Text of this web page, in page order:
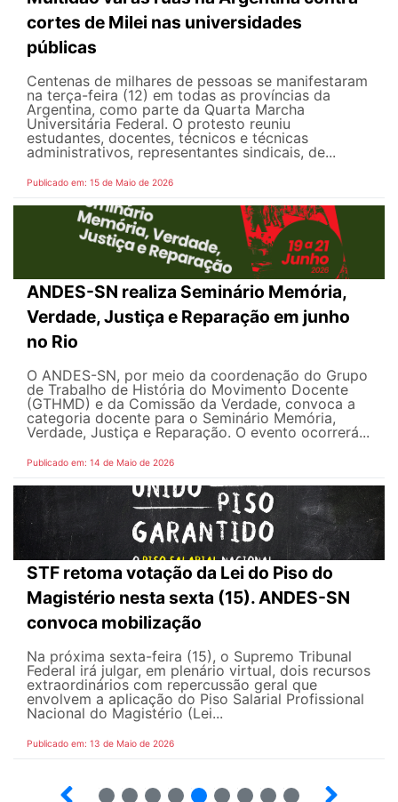
cortes de Milei nas universidades
públicas
Centenas de milhares de pessoas se manifestaram
na terça-feira (12) em todas as províncias da
Argentina, como parte da Quarta Marcha
Universitária Federal. O protesto reuniu
estudantes, docentes, técnicos e técnicas
administrativos, representantes sindicais, de...
Publicado em: 15 de Maio de 2026
ANDES-SN realiza Seminário Memória,
Verdade, Justiça e Reparação em junho
no Rio
O ANDES-SN, por meio da coordenação do Grupo
de Trabalho de História do Movimento Docente
(GTHMD) e da Comissão da Verdade, convoca a
categoria docente para o Seminário Memória,
Verdade, Justiça e Reparação. O evento ocorrerá...
Publicado em: 14 de Maio de 2026
STF retoma votação da Lei do Piso do
Magistério nesta sexta (15). ANDES-SN
convoca mobilização
Na próxima sexta-feira (15), o Supremo Tribunal
Federal irá julgar, em plenário virtual, dois recursos
extraordinários com repercussão geral que
envolvem a aplicação do Piso Salarial Profissional
Nacional do Magistério (Lei...
Publicado em: 13 de Maio de 2026